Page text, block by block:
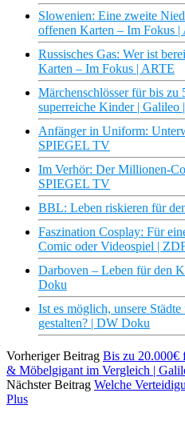
Slowenien: Eine zweite
offenen Karten – Im Fokus |
Russisches Gas: Wer ist
Karten – Im Fokus | ARTE
Märchenschlösser für bis
superreiche Kinder | Galileo
Anfänger in Uniform:
SPIEGEL TV
Im Verhör: Der Millionen-
SPIEGEL TV
BBL: Leben riskieren für
Faszination Cosplay: Für
Comic oder Videospiel |
Darboven – Leben für den
Doku
Ist es möglich, unsere
gestalten? | DW Doku
Vorheriger Beitrag Bis zu 20.000€
& Möbelgigant im Vergleich |
Nächster Beitrag Welche
Plus